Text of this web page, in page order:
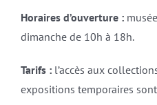
Horaires d’ouverture :
dimanche de 10h à 18h.
Tarifs :l’accès aux
expositions temporaires